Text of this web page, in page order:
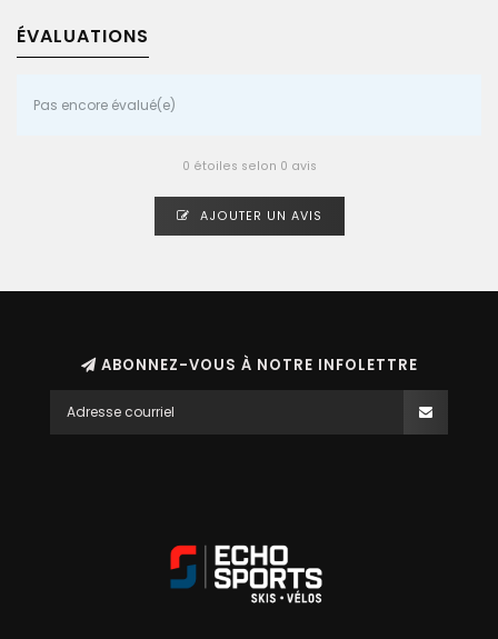
ÉVALUATIONS
Pas encore évalué(e)
0 étoiles selon 0 avis
AJOUTER UN AVIS
ABONNEZ-VOUS À NOTRE INFOLETTRE